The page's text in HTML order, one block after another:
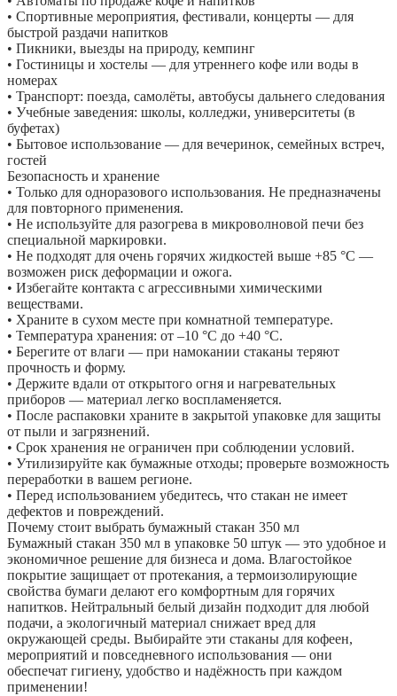
• Спортивные мероприятия, фестивали, концерты — для
быстрой раздачи напитков
• Пикники, выезды на природу, кемпинг
• Гостиницы и хостелы — для утреннего кофе или воды в
номерах
• Транспорт: поезда, самолёты, автобусы дальнего следования
• Учебные заведения: школы, колледжи, университеты (в
буфетах)
• Бытовое использование — для вечеринок, семейных встреч,
гостей
Безопасность и хранение
• Только для одноразового использования. Не предназначены
для повторного применения.
• Не используйте для разогрева в микроволновой печи без
специальной маркировки.
• Не подходят для очень горячих жидкостей выше +85 °C —
возможен риск деформации и ожога.
• Избегайте контакта с агрессивными химическими
веществами.
• Храните в сухом месте при комнатной температуре.
• Температура хранения: от –10 °C до +40 °C.
• Берегите от влаги — при намокании стаканы теряют
прочность и форму.
• Держите вдали от открытого огня и нагревательных
приборов — материал легко воспламеняется.
• После распаковки храните в закрытой упаковке для защиты
от пыли и загрязнений.
• Срок хранения не ограничен при соблюдении условий.
• Утилизируйте как бумажные отходы; проверьте возможность
переработки в вашем регионе.
• Перед использованием убедитесь, что стакан не имеет
дефектов и повреждений.
Почему стоит выбрать бумажный стакан 350 мл
Бумажный стакан 350 мл в упаковке 50 штук — это удобное и
экономичное решение для бизнеса и дома. Влагостойкое
покрытие защищает от протекания, а термоизолирующие
свойства бумаги делают его комфортным для горячих
напитков. Нейтральный белый дизайн подходит для любой
подачи, а экологичный материал снижает вред для
окружающей среды. Выбирайте эти стаканы для кофеен,
мероприятий и повседневного использования — они
обеспечат гигиену, удобство и надёжность при каждом
применении!